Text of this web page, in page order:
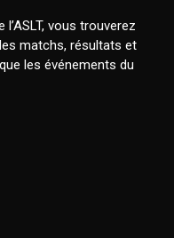
vous trouverez
matchs, résultats et
les événements du